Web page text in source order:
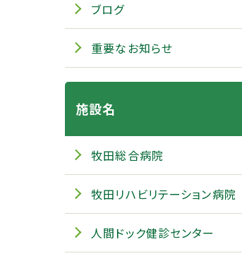
ブログ
重要なお知らせ
施設名
牧田総合病院
牧田リハビリテーション病院
人間ドック健診センター